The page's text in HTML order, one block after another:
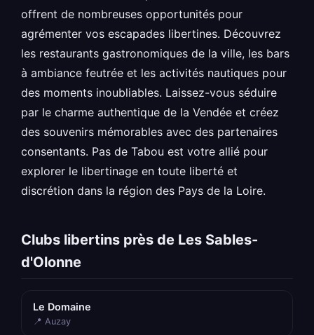
offrent de nombreuses opportunités pour
agrémenter vos escapades libertines. Découvrez
les restaurants gastronomiques de la ville, les bars
à ambiance feutrée et les activités nautiques pour
des moments inoubliables. Laissez-vous séduire
par le charme authentique de la Vendée et créez
des souvenirs mémorables avec des partenaires
consentants. Pas de Tabou est votre allié pour
explorer le libertinage en toute liberté et
discrétion dans la région des Pays de la Loire.
Clubs libertins près de Les Sables-
d'Olonne
Le Domaine
📍 Auzay